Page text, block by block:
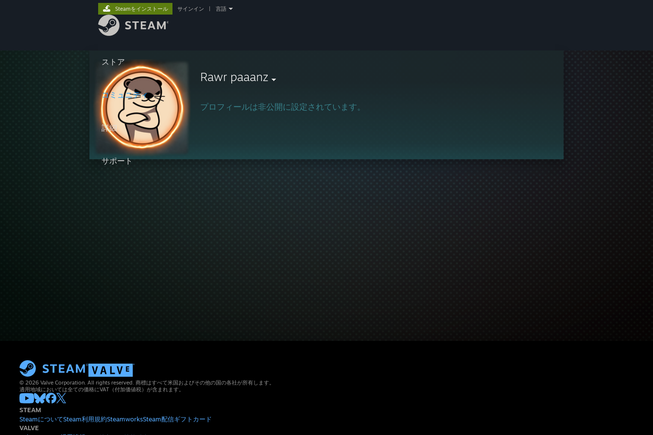
ストア
コミュニティ
詳細
サポート
Steamをインストール サインイン 言語
Rawr paaanz
プロフィールは非公開に設定されています。
© 2026 Valve Corporation. All rights reserved. 商標はすべて米国およびその他の国の各社が所有します。
適用地域においては全ての価格にVAT（付加価値税）が含まれます。
STEAM
SteamについてSteam利用規約SteamworksSteam配信ギフトカード
VALVE